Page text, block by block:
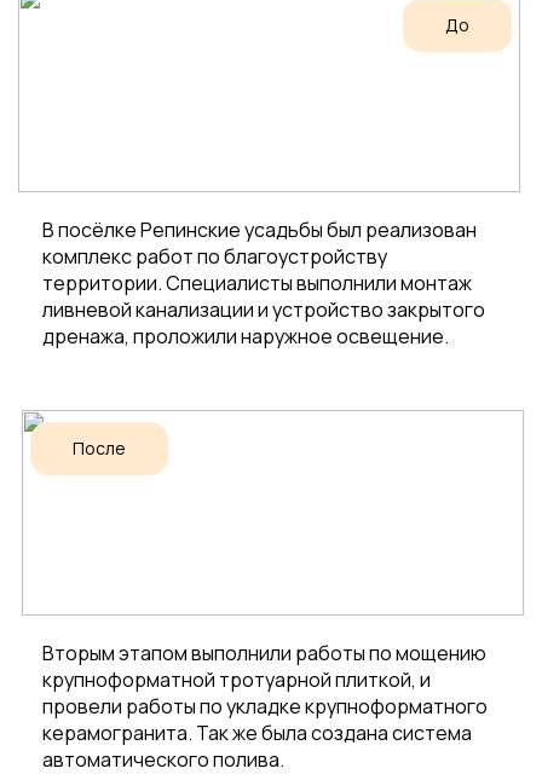
До
В посёлке Репинские усадьбы был реализован
комплекс работ по благоустройству
территории. Специалисты выполнили монтаж
ливневой канализации и устройство закрытого
дренажа, проложили наружное освещение.
После
Вторым этапом выполнили работы по мощению
крупноформатной тротуарной плиткой, и
провели работы по укладке крупноформатного
керамогранита. Так же была создана система
автоматического полива.